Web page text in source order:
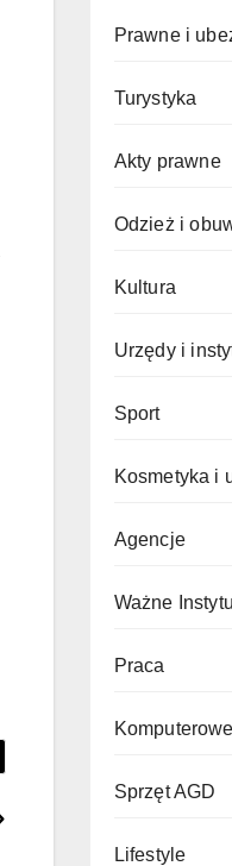
Prawne i
Turystyka
Akty prawne
Odzież i
Kultura
Urzędy i
Sport
Kosmetyka i
Agencje
Ważne
Praca
Sprzęt AGD
Lifestyle